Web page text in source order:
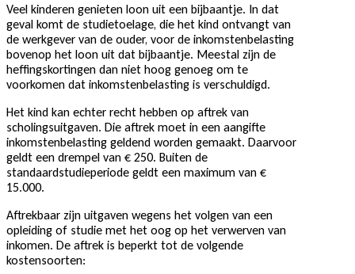
Veel kinderen genieten loon uit een bijbaantje. In dat
geval komt de studietoelage, die het kind ontvangt van
de werkgever van de ouder, voor de inkomstenbelasting
bovenop het loon uit dat bijbaantje. Meestal zijn de
heffingskortingen dan niet hoog genoeg om te
voorkomen dat inkomstenbelasting is verschuldigd.
Het kind kan echter recht hebben op aftrek van
scholingsuitgaven. Die aftrek moet in een aangifte
inkomstenbelasting geldend worden gemaakt. Daarvoor
geldt een drempel van € 250. Buiten de
standaardstudieperiode geldt een maximum van €
15.000.
Aftrekbaar zijn uitgaven wegens het volgen van een
opleiding of studie met het oog op het verwerven van
inkomen. De aftrek is beperkt tot de volgende
kostensoorten: